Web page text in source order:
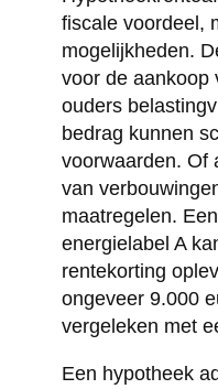
fiscale voordeel,
mogelijkheden.
voor de aankoop
ouders
bedrag kunnen
voorwaarden. Of
van
maatregelen.
energielabel A
rentekorting
ongeveer 9.000
vergeleken met
Een hypotheek